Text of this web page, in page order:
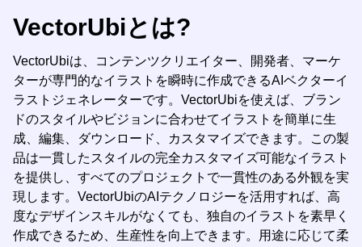
VectorUbiとは?
VectorUbiは、コンテンツクリエイター、開発者、マーケ
ターが専門的なイラストを瞬時に作成できるAIベクターイ
ラストジェネレーターです。VectorUbiを使えば、ブラン
ドのスタイルやビジョンに合わせてイラストを簡単に生
成、編集、ダウンロード、カスタマイズできます。この製
品は一貫したスタイルの完全カスタマイズ可能なイラスト
を提供し、すべてのプロジェクトで一貫性のある外観を実
現します。VectorUbiのAIテクノロジーを活用すれば、高
度なデザインスキルがなくても、独自のイラストを素早く
作成できるため、生産性を向上できます。用途に応じて柔